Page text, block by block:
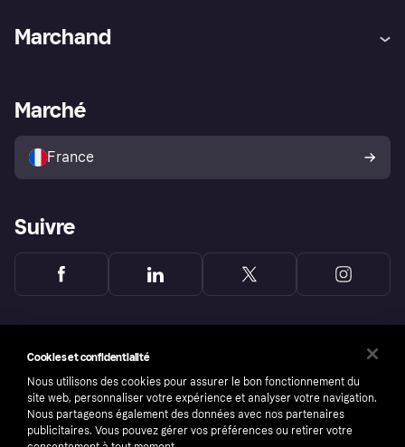
Explorez les magasins
Politique de protection de
l’acheteur Klarna
Marchand
Portail Marchand
Marché
France
Suivre
Cookies et confidentialité
Nous utilisons des cookies pour assurer le bon fonctionnement du
site web, personnaliser votre expérience et analyser votre navigation.
Nous partageons également des données avec nos partenaires
publicitaires. Vous pouvez gérer vos préférences ou retirer votre